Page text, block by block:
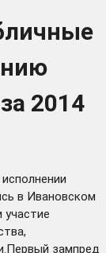
2014
в Ивановском
участие
зампред